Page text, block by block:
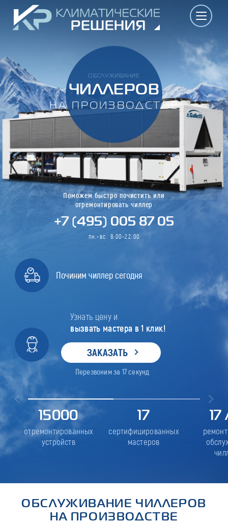
ОБСЛУЖИВАНИЕ
ЧИЛЛЕРОВ
НА ПРОИЗВОДСТВЕ
Поможем быстро почистить или
отремонтировать чиллер
+7 (495) 005 87 05
пн.-вс. 8:00-22:00
Починим чиллер сегодня
Узнать цену и
вызвать мастера в 1 клик!
ЗАКАЗАТЬ
Перезвоним за 17секунд
15000
отремонтированных
устройств
17
сертифицированных
мастеров
17
ОБСЛУЖИВАНИЕ ЧИЛЛЕРОВ
НА ПРОИЗВОДСТВЕ